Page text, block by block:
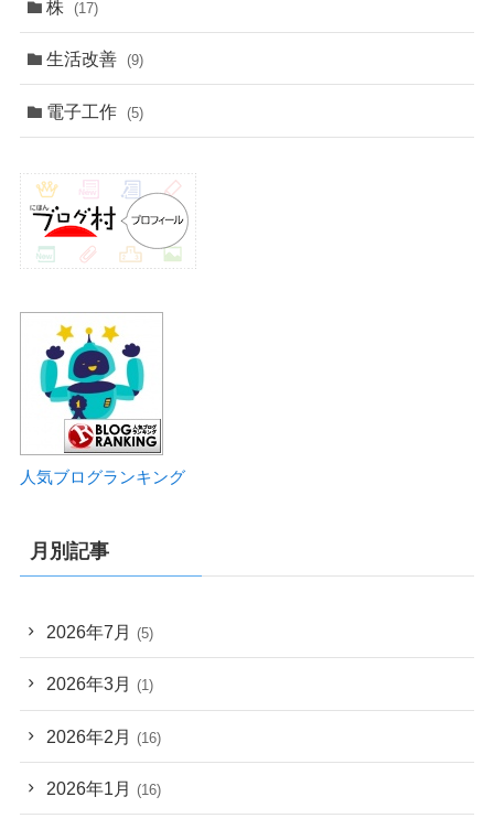
株 (17)
生活改善 (9)
電子工作 (5)
人気ブログランキング
月別記事
2026年7月 (5)
2026年3月 (1)
2026年2月 (16)
2026年1月 (16)